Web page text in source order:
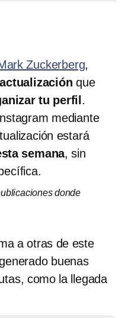
Zuckerberg,
actualización que
tu perfil .
mediante
estará
semana, sin
donde
a otras de este
buenas
como la llegada